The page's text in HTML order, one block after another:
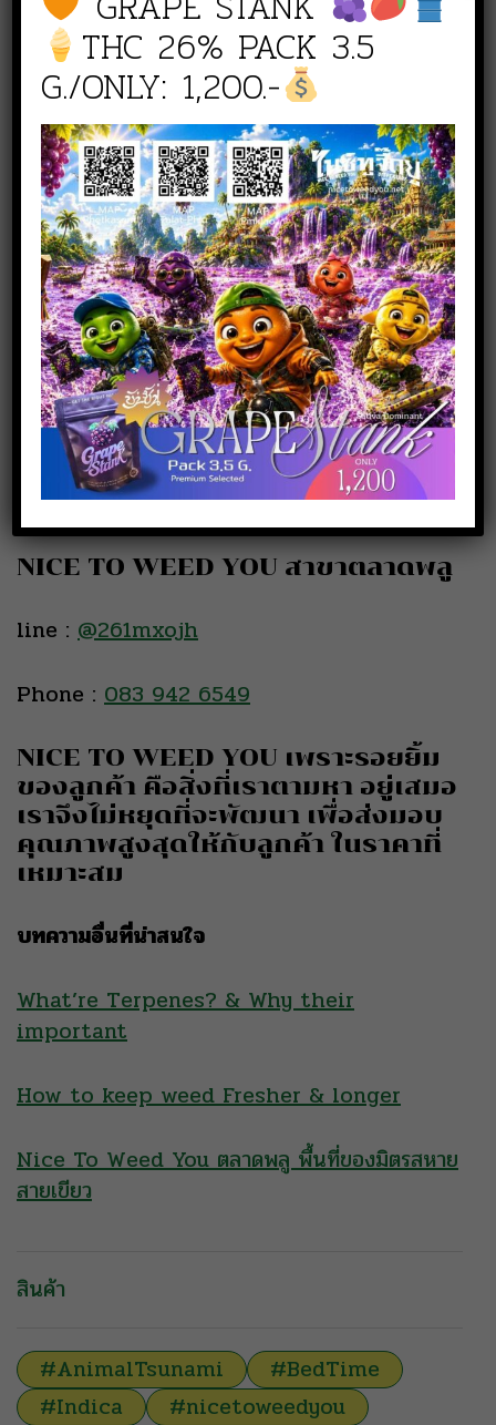
สั่งซื้อสินค้า
NICE TO WEED YOU สาขา
เพชรเกษม
line :@nicetoweedyou
Phone :080 519 5144
NICE TO WEED YOU สาขาตลาดพลู
line : @261mxojh
Phone : 083 942 6549
NICE TO WEED YOU เพราะรอยยิ้ม
ของลูกค้า คือสิ่งที่เราตามหา อยู่เสมอ
เราจึงไม่หยุดที่จะพัฒนา เพื่อส่งมอบ
คุณภาพสูงสุดให้กับลูกค้า ในราคาที่
เหมาะสม
บทความอื่นที่น่าสนใจ
What’re Terpenes? & Why their
important
How to keep weed Fresher & longer
Nice To Weed You ตลาดพลู พื้นที่ของมิตรสหาย
สายเขียว
สินค้า
#AnimalTsunami
#BedTime
#Indica
#nicetoweedyou
THC 26% PACK 3.5
G./ONLY: 1,200.-